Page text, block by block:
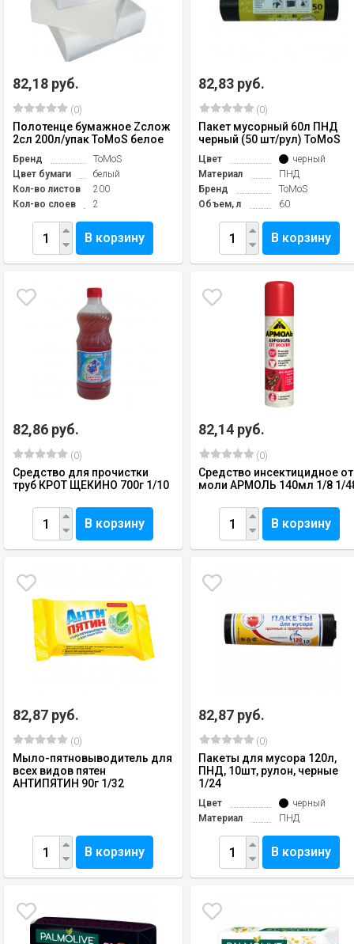
82,18 руб.
(0)
Полотенце бумажное Zслож
2сл 200л/упак ToMoS белое
Бренд
ToMoS
Цвет бумаги
белый
Кол-во листов
200
Кол-во слоев
2
В корзину
82,83 руб.
(0)
Пакет мусорный 60л ПНД
черный (50 шт/рул) ToMoS
Цвет
черный
Материал
ПНД
Бренд
ToMoS
Объем, л
60
В корзину
82,86 руб.
(0)
Средство для прочистки
труб КРОТ ЩЕКИНО 700г 1/10
В корзину
82,14 руб.
(0)
Средство инсектицидное от
моли АРМОЛЬ 140мл 1/8 1/
В корзину
82,87 руб.
(0)
Мыло-пятновыводитель для
всех видов пятен
АНТИПЯТИН 90г 1/32
В корзину
82,87 руб.
(0)
Пакеты для мусора 120л,
ПНД, 10шт, рулон, черные
1/24
Цвет
черный
Материал
ПНД
В корзину